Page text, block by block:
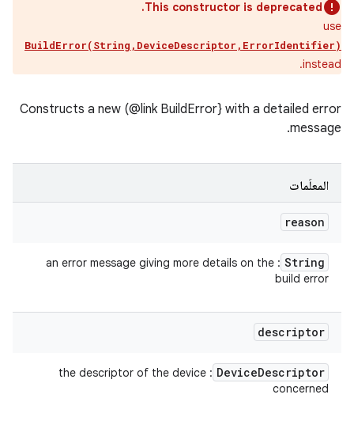
This constructor is deprecated.
use
BuildError(String,DeviceDescriptor,ErrorIdentifier)
instead.
Constructs a new (@link BuildError} with a detailed error
message.
المعلَمات
reason
String
: an error message giving more details on the
build error
descriptor
DeviceDescriptor
: the descriptor of the device
concerned